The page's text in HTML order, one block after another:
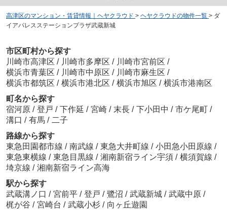
高津区のマンション・賃貸情報｜ヘヤクラウド > ヘヤクラウドの物件一覧 > ダ
イアパレスステーションプラザ武蔵新城
市区町村から探す
川崎市高津区 / 川崎市多摩区 / 川崎市宮前区 /
横浜市青葉区 / 川崎市中原区 / 川崎市麻生区 /
横浜市都筑区 / 横浜市港北区 / 横浜市旭区 / 横浜市港南区
町名から探す
宿河原 / 登戸 / 下作延 / 宮崎 / 末長 / 下小田中 / 市ケ尾町 /
溝口 / 有馬 / 二子
路線から探す
東急田園都市線 / 南武線 / 東急大井町線 / 小田急小田原線 /
東急東横線 / 東急目黒線 / 湘南新宿ライン宇須 / 横須賀線 /
埼京線 / 湘南新宿ライン高海
駅から探す
武蔵溝ノ口 / 宮前平 / 登戸 / 鷺沼 / 武蔵新城 / 武蔵中原 /
梶が谷 / 宮崎台 / 武蔵小杉 / 向ヶ丘遊園